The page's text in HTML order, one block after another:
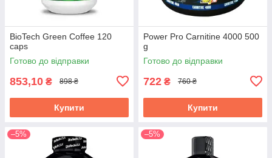
BioTech Green Coffee 120
caps
Готово до відправки
853,10 ₴ 898 ₴
Купити
Power Pro Carnitine 4000 500
g
Готово до відправки
722 ₴ 760 ₴
Купити
–5% –5%